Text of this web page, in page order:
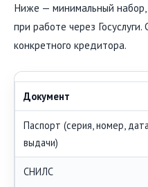
Ниже — минимальный
при работе через
конкретного кредитора.
Документ
Паспорт (серия, номер, дата
выдачи)
СНИЛС